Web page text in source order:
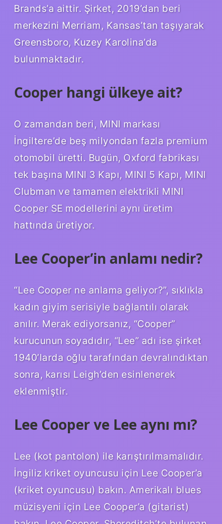
Brands’a aittir. Şirket, 2019’dan beri
merkezini Merriam, Kansas’tan taşıyarak
Greensboro, Kuzey Karolina’da
bulunmaktadır.
Cooper hangi ülkeye ait?
O zamandan beri, MINI markası
İngiltere’de beş milyondan fazla premium
otomobil üretti. Bugün, Oxford fabrikası
tek başına MINI 3 Kapı, MINI 5 Kapı, MINI
Clubman ve tamamen elektrikli MINI
Cooper SE modellerini aynı üretim
hattında üretiyor.
Lee Cooper’in anlamı nedir?
“Lee Cooper ne anlama geliyor?”, sıklıkla
kadın giyim serisiyle bağlantılı olarak
anılır. Merak ediyorsanız, “Cooper”
kurucunun soyadıdır, “Lee” adı ise şirket
1940’larda oğlu tarafından devralındıktan
sonra, karısı Leigh’den esinlenerek
eklenmiştir.
Lee Cooper ve Lee aynı mı?
Lee (kot pantolon) ile karıştırılmamalıdır.
İngiliz kriket oyuncusu için Lee Cooper’a
(kriket oyuncusu) bakın. Amerikalı blues
müzisyeni için Lee Cooper’a (gitarist)